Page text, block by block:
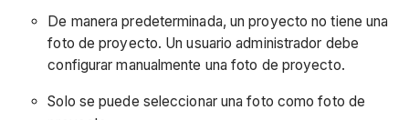
De manera predeterminada, un proyecto no tiene una
foto de proyecto. Un usuario administrador debe
configurar manualmente una foto de proyecto.
Solo se puede seleccionar una foto como foto de